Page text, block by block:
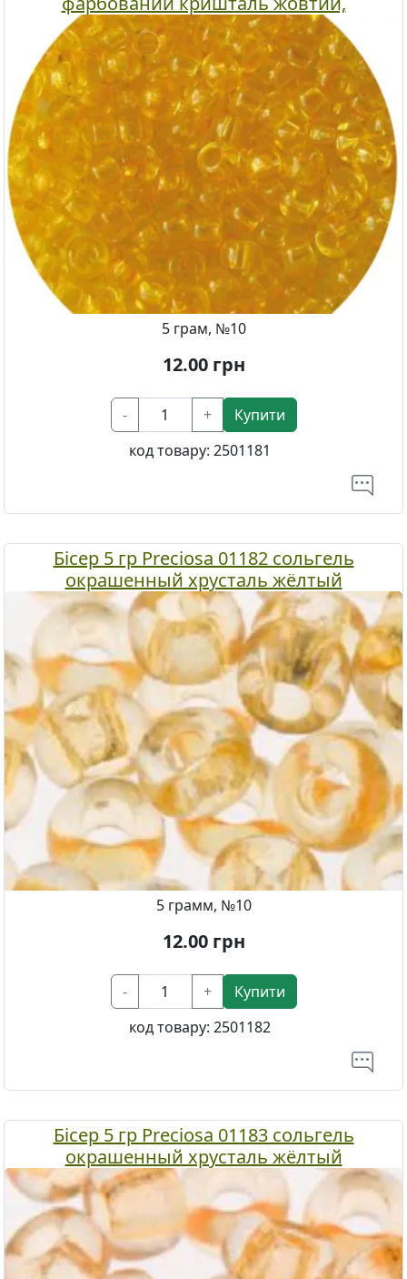
5 грам, №10
12.00грн
- +
Купити
код товару: 2501181
Бісер 5 гр Preciosa 01182 сольгель
окрашенный хрусталь жёлтый
5 грамм, №10
12.00грн
- +
Купити
код товару: 2501182
Бісер 5 гр Preciosa 01183 сольгель
окрашенный хрусталь жёлтый